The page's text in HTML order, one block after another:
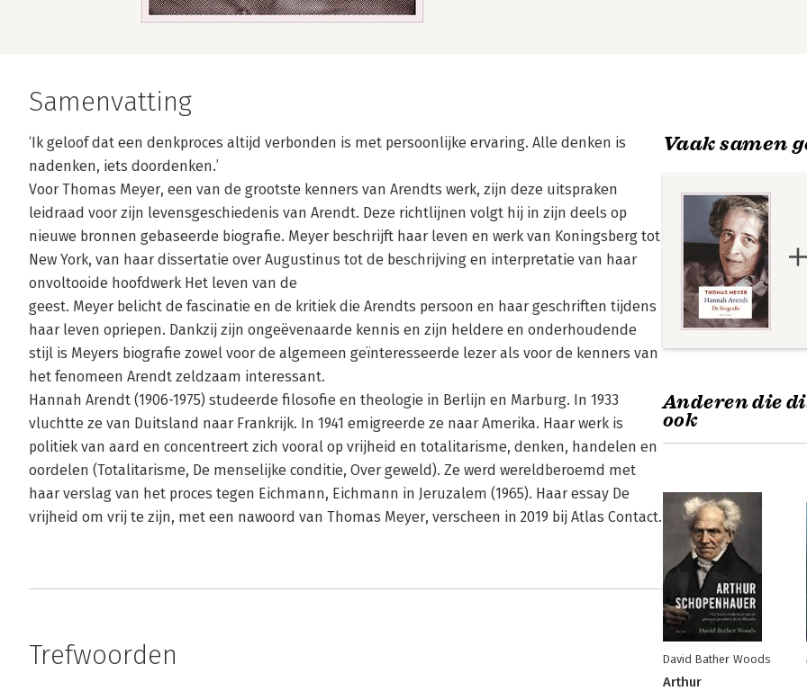
Samenvatting
‘Ik geloof dat een denkproces altijd verbonden is met persoonlijke ervaring. Alle denken is
nadenken, iets doordenken.’
Voor Thomas Meyer, een van de grootste kenners van Arendts werk, zijn deze uitspraken
leidraad voor zijn levensgeschiedenis van Arendt. Deze richtlijnen volgt hij in zijn deels op
nieuwe bronnen gebaseerde biografie. Meyer beschrijft haar leven en werk van Koningsberg tot
New York, van haar dissertatie over Augustinus tot de beschrijving en interpretatie van haar
onvoltooide hoofdwerk Het leven van de
geest. Meyer belicht de fascinatie en de kritiek die Arendts persoon en haar geschriften tijdens
haar leven opriepen. Dankzij zijn ongeëvenaarde kennis en zijn heldere en onderhoudende
stijl is Meyers biografie zowel voor de algemeen geïnteresseerde lezer als voor de kenners van
het fenomeen Arendt zeldzaam interessant.
Hannah Arendt (1906-1975) studeerde filosofie en theologie in Berlijn en Marburg. In 1933
vluchtte ze van Duitsland naar Frankrijk. In 1941 emigreerde ze naar Amerika. Haar werk is
politiek van aard en concentreert zich vooral op vrijheid en totalitarisme, denken, handelen en
oordelen (Totalitarisme, De menselijke conditie, Over geweld). Ze werd wereldberoemd met
haar verslag van het proces tegen Eichmann, Eichmann in Jeruzalem (1965). Haar essay De
vrijheid om vrij te zijn, met een nawoord van Thomas Meyer, verscheen in 2019 bij Atlas Contact.
Trefwoorden
Vaak samen
Anderen die
ook
David Bather Woods
Arthur